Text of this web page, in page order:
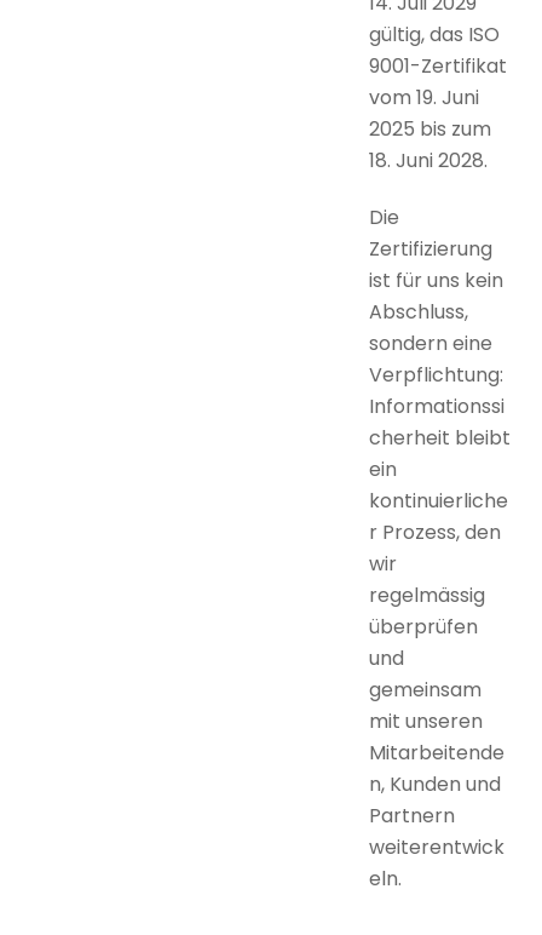
gültig, das ISO
9001-Zertifikat
vom 19. Juni
2025 bis zum
18. Juni 2028.
Die
Zertifizierung
ist für uns kein
Abschluss,
sondern eine
Verpflichtung:
Informationssi
cherheit bleibt
ein
kontinuierliche
r Prozess, den
wir
regelmässig
überprüfen
und
gemeinsam
mit unseren
Mitarbeitende
n, Kunden und
Partnern
weiterentwick
eln.